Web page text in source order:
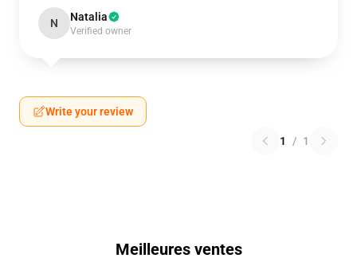
N Natalia
Verified owner
Write your review
1 / 1
Meilleures ventes